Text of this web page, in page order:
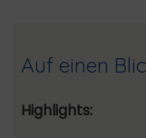
Auf einen
Highlights: